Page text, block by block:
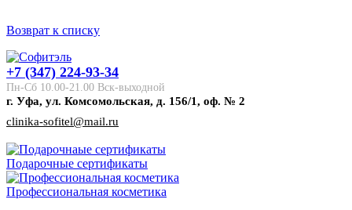
Возврат к списку
+7 (347) 224-93-34
Пн-Сб 10.00-21.00 Вск-выходной
г. Уфа, ул. Комсомольская, д. 156/1, оф. № 2
clinika-sofitel@mail.ru
Подарочные сертификаты
Профессиональная косметика